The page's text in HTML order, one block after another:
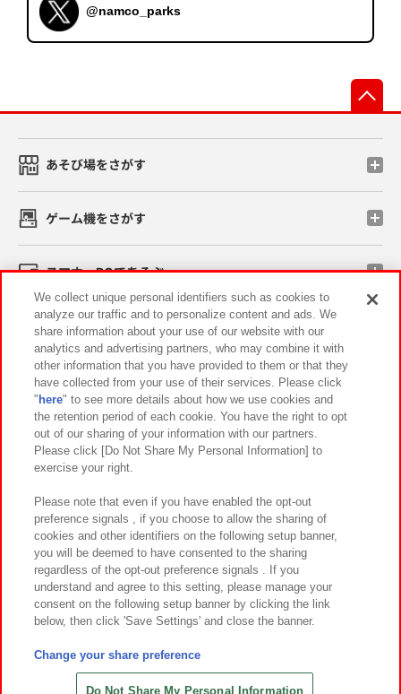
@namco_parks
あそび場をさがす
ゲーム機をさがす
スマホ・PCであそぶ
イベント・キャンペーン
関連会社 サステナビリティ サイトポリシー
プライバシーポリシー ウェブアクセシビリティ方針と検証結果
お取引先さまとともに
カスタマーハラスメント対応方針 よくあるご質問・お問い合わせ
©Bandai Namco Amusement Inc.
©Bandai Namco Amusement Lab Inc.
©HANAYASHIKI Co., Ltd. All Rights Reserved.
We collect unique personal identifiers such as cookies to
analyze our traffic and to personalize content and ads. We
share information about your use of our website with our
analytics and advertising partners, who may combine it with
other information that you have provided to them or that they
have collected from your use of their services. Please click
" here" to see more details about how we use cookies and
the retention period of each cookie. You have the right to opt
out of our sharing of your information with our partners.
Please click [Do Not Share My Personal Information] to
exercise your right.
Please note that even if you have enabled the opt-out
preference signals , if you choose to allow the sharing of
cookies and other identifiers on the following setup banner,
you will be deemed to have consented to the sharing
regardless of the opt-out preference signals . If you
understand and agree to this setting, please manage your
consent on the following setup banner by clicking the link
below, then click 'Save Settings' and close the banner.
Change your share preference
Do Not Share My Personal Information